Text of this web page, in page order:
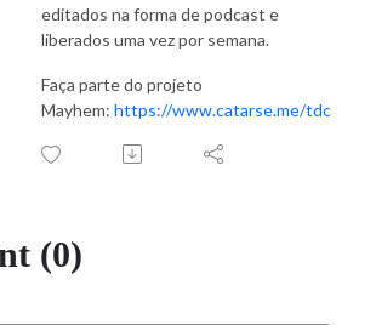
editados na forma de podcast e
liberados uma vez por semana.
Faça parte do projeto
Mayhem: https://www.catarse.me/tdc
(0)